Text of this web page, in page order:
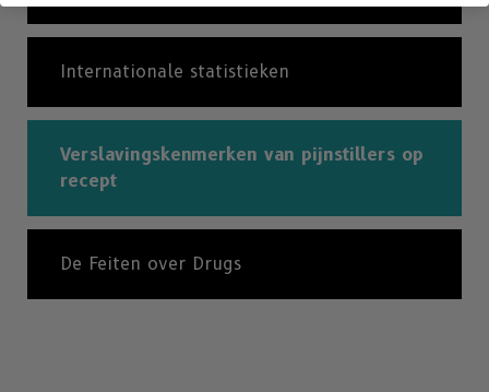
Internationale statistieken
Verslavingskenmerken van pijnstillers op
recept
De Feiten over Drugs